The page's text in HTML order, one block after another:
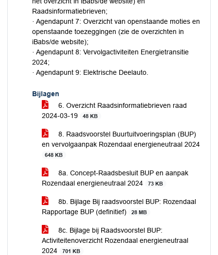
Raadsinformatiebrieven;
· Agendapunt 7: Overzicht van openstaande moties en
openstaande toezeggingen (zie de overzichten in
iBabs/de website);
· Agendapunt 8: Vervolgactiviteiten Energietransitie
2024;
· Agendapunt 9: Elektrische Deelauto.
Bijlagen
6. Overzicht Raadsinformatiebrieven raad
2024-03-19
48 KB
8. Raadsvoorstel Buurtuitvoeringsplan (BUP)
en vervolgaanpak Rozendaal energieneutraal 2024
648 KB
8a. Concept-Raadsbesluit BUP en aanpak
Rozendaal energieneutraal 2024
73 KB
8b. Bijlage Bij raadsvoorstel BUP: Rozendaal
Rapportage BUP (definitief)
28 MB
8c. Bijlage bij Raadsvoorstel BUP:
Activiteitenoverzicht Rozendaal energieneutraal
2024
701 KB